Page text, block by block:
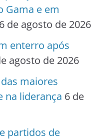
Gama e em
6 de agosto de 2026
enterro após
agosto de 2026
maiores
na liderança 6 de
partidos de